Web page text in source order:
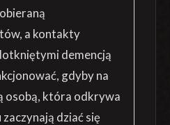
a kontakty
demencją
gdyby na
osobą, która odkrywa
dziać się